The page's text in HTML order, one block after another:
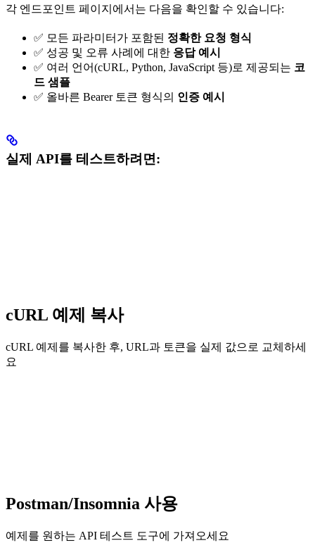
각 엔드포인트 페이지에서는 다음을 확인할 수 있습니다:
✅ 모든 파라미터가 포함된 정확한 요청 형식
✅ 성공 및 오류 사례에 대한 응답 예시
✅ 여러 언어(cURL, Python, JavaScript 등)로 제공되는 코
드 샘플
✅ 올바른 Bearer 토큰 형식의 인증 예시
실제 API를 테스트하려면:
cURL 예제 복사
cURL 예제를 복사한 후, URL과 토큰을 실제 값으로 교체하세
요
Postman/Insomnia 사용
예제를 원하는 API 테스트 도구에 가져오세요